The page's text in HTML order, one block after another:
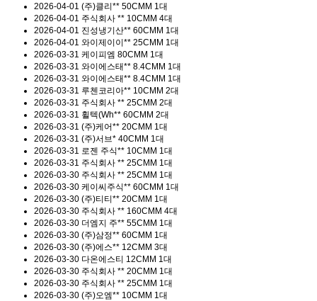
2026-04-01 (주)클리** 50CMM 1대
2026-04-01 주식회사 ** 10CMM 4대
2026-04-01 진성냉기산** 60CMM 1대
2026-04-01 와이제이이** 25CMM 1대
2026-03-31 케이피엠 80CMM 1대
2026-03-31 와이에스태** 8.4CMM 1대
2026-03-31 와이에스태** 8.4CMM 1대
2026-03-31 루첸코리아** 10CMM 2대
2026-03-31 주식회사 ** 25CMM 2대
2026-03-31 휠텍(Wh** 60CMM 2대
2026-03-31 (주)케어** 20CMM 1대
2026-03-31 (주)서브* 40CMM 1대
2026-03-31 로젠 주식** 10CMM 1대
2026-03-31 주식회사 ** 25CMM 1대
2026-03-30 주식회사 ** 25CMM 1대
2026-03-30 케이씨주식** 60CMM 1대
2026-03-30 (주)티티** 20CMM 1대
2026-03-30 주식회사 ** 160CMM 4대
2026-03-30 더엠지 주** 55CMM 1대
2026-03-30 (주)삼정** 60CMM 1대
2026-03-30 (주)에스** 12CMM 3대
2026-03-30 다온에스티 12CMM 1대
2026-03-30 주식회사 ** 20CMM 1대
2026-03-30 주식회사 ** 25CMM 1대
2026-03-30 (주)오엠** 10CMM 1대